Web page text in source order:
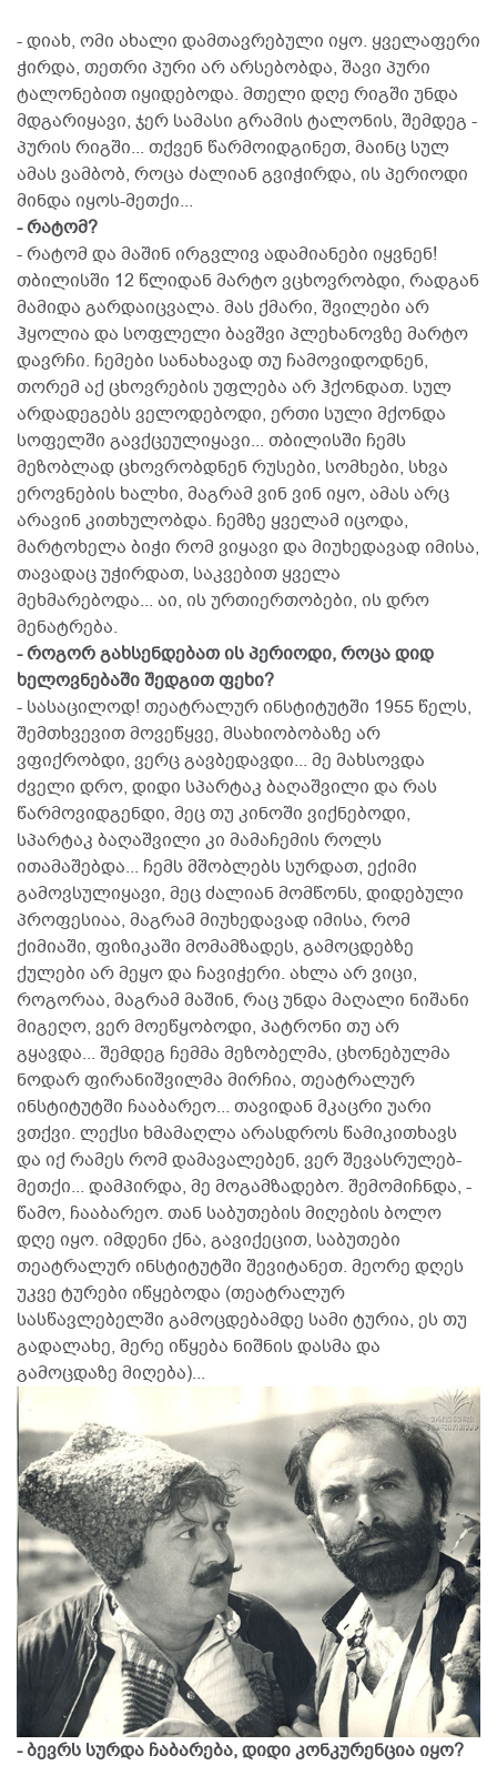
- დიახ, ომი ახალი დამთავრებული იყო. ყველაფერი
ჭირდა, თეთრი პური არ არსებობდა, შავი პური
ტალონებით იყიდებოდა. მთელი დღე რიგში უნდა
მდგარიყავი, ჯერ სამასი გრამის ტალონის, შემდეგ -
პურის რიგში... თქვენ წარმოიდგინეთ, მაინც სულ
ამას ვამბობ, როცა ძალიან გვიჭირდა, ის პერიოდი
მინდა იყოს-მეთქი...
- რატომ?
- რატომ და მაშინ ირგვლივ ადამიანები იყვნენ!
თბილისში 12 წლიდან მარტო ვცხოვრობდი, რადგან
მამიდა გარდაიცვალა. მას ქმარი, შვილები არ
ჰყოლია და სოფლელი ბავშვი პლეხანოვზე მარტო
დავრჩი. ჩემები სანახავად თუ ჩამოვიდოდნენ,
თორემ აქ ცხოვრების უფლება არ ჰქონდათ. სულ
არდადეგებს ველოდებოდი, ერთი სული მქონდა
სოფელში გავქცეულიყავი... თბილისში ჩემს
მეზობლად ცხოვრობდნენ რუსები, სომხები, სხვა
ეროვნების ხალხი, მაგრამ ვინ ვინ იყო, ამას არც
არავინ კითხულობდა. ჩემზე ყველამ იცოდა,
მარტოხელა ბიჭი რომ ვიყავი და მიუხედავად იმისა,
თავადაც უჭირდათ, საკვებით ყველა
მეხმარებოდა... აი, ის ურთიერთობები, ის დრო
მენატრება.
- როგორ გახსენდებათ ის პერიოდი, როცა დიდ
ხელოვნებაში შედგით ფეხი?
- სასაცილოდ! თეატრალურ ინსტიტუტში 1955 წელს,
შემთხვევით მოვეწყვე, მსახიობობაზე არ
ვფიქრობდი, ვერც გავბედავდი... მე მახსოვდა
ძველი დრო, დიდი სპარტაკ ბაღაშვილი და რას
წარმოვიდგენდი, მეც თუ კინოში ვიქნებოდი,
სპარტაკ ბაღაშვილი კი მამაჩემის როლს
ითამაშებდა... ჩემს მშობლებს სურდათ, ექიმი
გამოვსულიყავი, მეც ძალიან მომწონს, დიდებული
პროფესიაა, მაგრამ მიუხედავად იმისა, რომ
ქიმიაში, ფიზიკაში მომამზადეს, გამოცდებზე
ქულები არ მეყო და ჩავიჭერი. ახლა არ ვიცი,
როგორაა, მაგრამ მაშინ, რაც უნდა მაღალი ნიშანი
მიგეღო, ვერ მოეწყობოდი, პატრონი თუ არ
გყავდა... შემდეგ ჩემმა მეზობელმა, ცხონებულმა
ნოდარ ფირანიშვილმა მირჩია, თეატრალურ
ინსტიტუტში ჩააბარეო... თავიდან მკაცრი უარი
ვთქვი. ლექსი ხმამაღლა არასდროს წამიკითხავს
და იქ რამეს რომ დამავალებენ, ვერ შევასრულებ-
მეთქი... დამპირდა, მე მოგამზადებო. შემომიჩნდა, -
წამო, ჩააბარეო. თან საბუთების მიღების ბოლო
დღე იყო. იმდენი ქნა, გავიქეცით, საბუთები
თეატრალურ ინსტიტუტში შევიტანეთ. მეორე დღეს
უკვე ტურები იწყებოდა (თეატრალურ
სასწავლებელში გამოცდებამდე სამი ტურია, ეს თუ
გადალახე, მერე იწყება ნიშნის დასმა და
გამოცდაზე მიღება)...
- ბევრს სურდა ჩაბარება, დიდი კონკურენცია იყო?